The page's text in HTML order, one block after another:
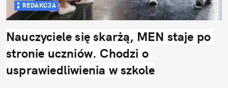
REDAKCJA
Nauczyciele się skarżą, MEN staje po
stronie uczniów. Chodzi o
usprawiedliwienia w szkole